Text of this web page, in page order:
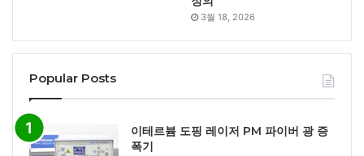
3월 18, 2026
Popular Posts
이테르븀 도핑 레이저 PM 파이버 광 증
폭기